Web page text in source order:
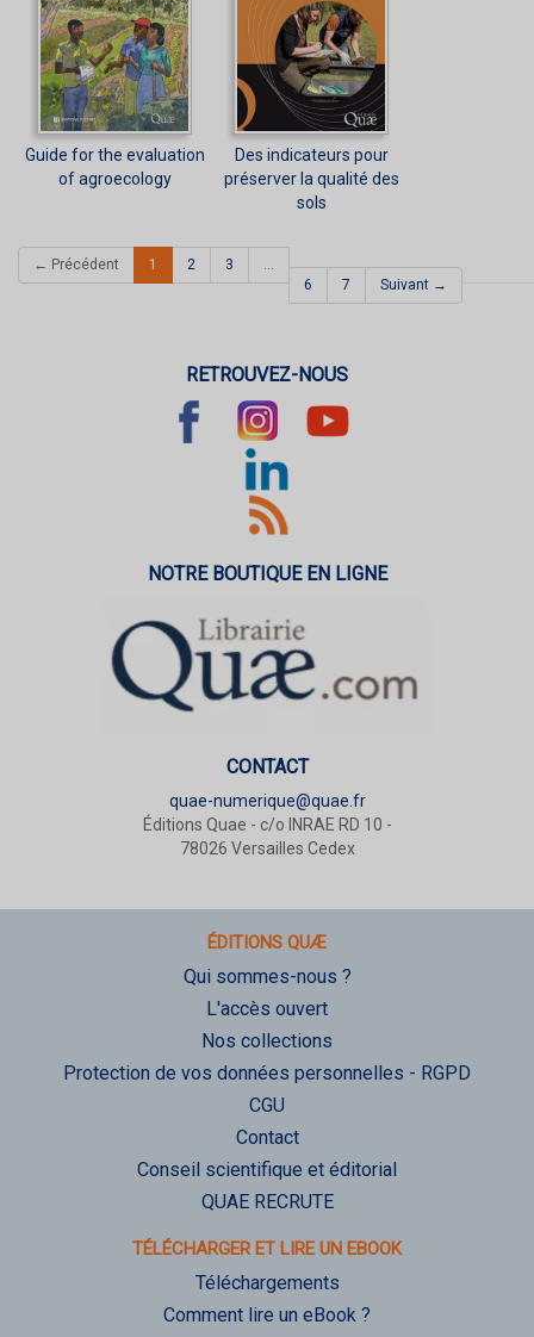
Guide for the evaluation
of agroecology
Des indicateurs pour
préserver la qualité des
sols
← Précédent 1 (current)
2 3
…
6
7 Suivant →
RETROUVEZ-NOUS
NOTRE BOUTIQUE EN LIGNE
CONTACT
quae-numerique@quae.fr
Éditions Quae - c/o INRAE RD 10 -
78026 Versailles Cedex
ÉDITIONS QUÆ
Qui sommes-nous ?
L'accès ouvert
Nos collections
Protection de vos données personnelles - RGPD
CGU
Contact
Conseil scientifique et éditorial
QUAE RECRUTE
TÉLÉCHARGER ET LIRE UN EBOOK
Téléchargements
Comment lire un eBook ?